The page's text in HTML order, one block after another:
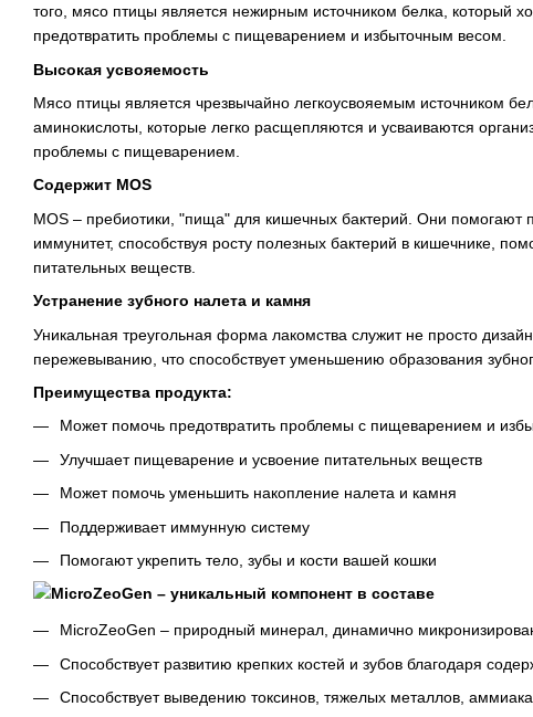
того, мясо птицы является нежирным источником белка, который
предотвратить проблемы с пищеварением и избыточным весом.
Высокая усвояемость
Мясо птицы является чрезвычайно легкоусвояемым источником
аминокислоты, которые легко расщепляются и усваиваются
проблемы с пищеварением.
Содержит MOS
MOS – пребиотики, "пища" для кишечных бактерий. Они помогают
иммунитет, способствуя росту полезных бактерий в кишечнике,
питательных веществ.
Устранение зубного налета и камня
Уникальная треугольная форма лакомства служит не просто
пережевыванию, что способствует уменьшению образования
Преимущества продукта:
Может помочь предотвратить проблемы с пищеварением и
Улучшает пищеварение и усвоение питательных веществ
Может помочь уменьшить накопление налета и камня
Поддерживает иммунную систему
Помогают укрепить тело, зубы и кости вашей кошки
MicroZeoGen – уникальный компонент в составе
MicroZeoGen – природный минерал, динамично
Способствует развитию крепких костей и зубов благодаря
Способствует выведению токсинов, тяжелых металлов,